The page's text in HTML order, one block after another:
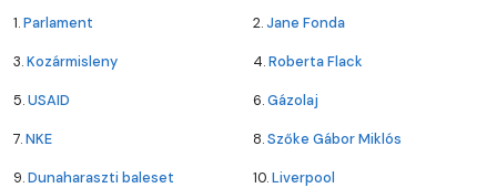
1.Parlament 2.Jane Fonda
3.Kozármisleny 4.Roberta Flack
5.USAID 6.Gázolaj
7.NKE 8.Szőke Gábor Miklós
9.Dunaharaszti baleset 10.Liverpool